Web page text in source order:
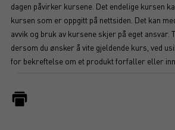
dagen påvirker kursene. Det endelige kursen
kursen som er oppgitt på nettsiden. Det kan
avvik og bruk av kursene skjer på eget ansvar.
dersom du ønsker å vite gjeldende kurs, ved
for bekreftelse om et produkt forfaller eller